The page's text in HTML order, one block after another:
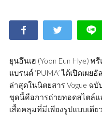
ยุนอึนเฮ (Yoon Eun Hye)
แบรนด์ ‘PUMA’ ได้เปิดเผ
ล่าสุดในนิตยสาร Vogue ฉ
ชุดนี้คือการถ่ายทอดสไตล์
เสื้อคลุมที่มีเพียงรูปแบบเดีย